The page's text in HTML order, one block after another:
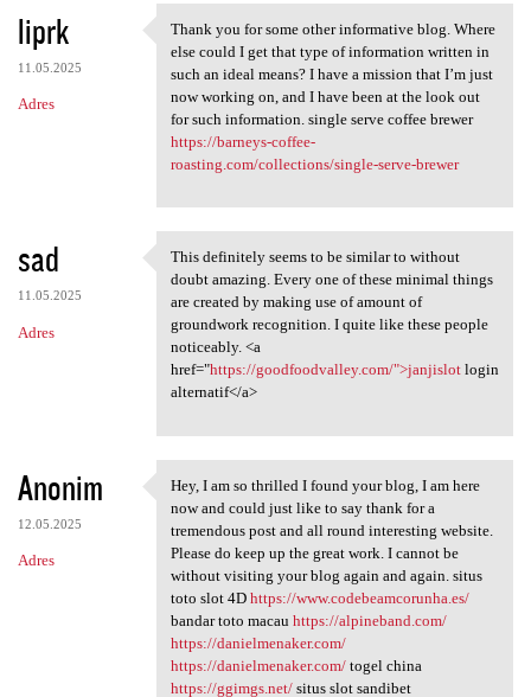
liprk
11.05.2025
Adres
Thank you for some other
Thank you for some other informative blog. Where
else could I get that type of information written in
such an ideal means? I have a mission that I’m just
now working on, and I have been at the look out
for such information. single serve coffee brewer
https://barneys-coffee-
roasting.com/collections/single-serve-brewer
sad
11.05.2025
Adres
This definitely seems to be
This definitely seems to be similar to without
doubt amazing. Every one of these minimal things
are created by making use of amount of
groundwork recognition. I quite like these people
noticeably. <a
href="https://goodfoodvalley.com/">janjislotlogin
alternatif</a>
Anonim
12.05.2025
Adres
Hey, I am so thrilled I found
Hey, I am so thrilled I found your blog, I am here
now and could just like to say thank for a
tremendous post and all round interesting website.
Please do keep up the great work. I cannot be
without visiting your blog again and again. situs
toto slot 4D https://www.codebeamcorunha.es/
bandar toto macau https://alpineband.com/
https://danielmenaker.com/
https://danielmenaker.com/togel china
https://ggimgs.net/situs slot sandibet